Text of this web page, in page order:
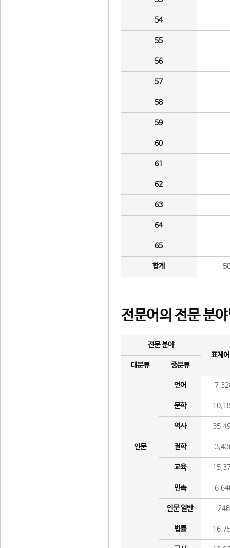
54
55
56
57
58
59
60
61
62
63
64
65
합계
전문어의 전문 분
전문 분야
표제
대분류
중분류
인문
언어
문학
역사
철학
교육
민속
인문 일반 248
법률